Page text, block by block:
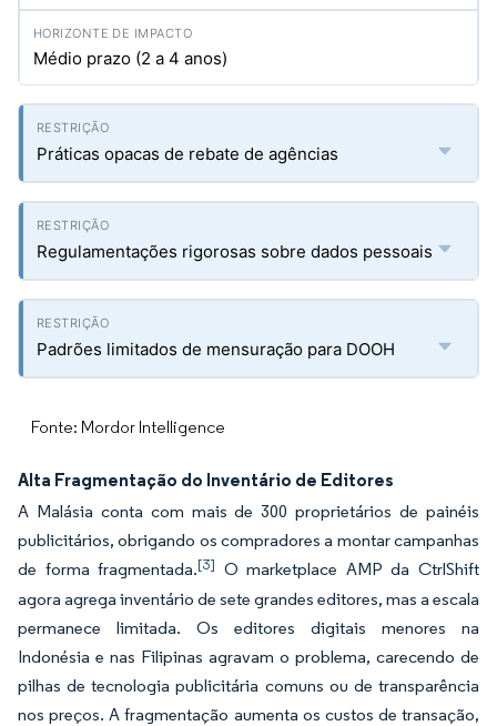
Médio prazo (2 a 4 anos)
Práticas opacas de rebate de agências
Regulamentações rigorosas sobre dados pessoais
Padrões limitados de mensuração para DOOH
Fonte: Mordor Intelligence
Alta Fragmentação do Inventário de Editores
A Malásia conta com mais de 300 proprietários de painéis
publicitários, obrigando os compradores a montar campanhas
de forma fragmentada.[3] O marketplace AMP da CtrlShift
agora agrega inventário de sete grandes editores, mas a escala
permanece limitada. Os editores digitais menores na
Indonésia e nas Filipinas agravam o problema, carecendo de
pilhas de tecnologia publicitária comuns ou de transparência
nos preços. A fragmentação aumenta os custos de transação,